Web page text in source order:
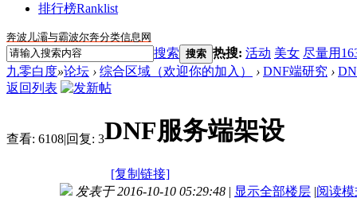
排行榜Ranklist
奔波儿灞与霸波尔奔分类信息网
搜索 搜索 热搜: 活动 美女 尽量用
九零白度»论坛 › 综合区域（欢迎你的加入） › DNF端研究 ›
返回列表
查看: 6108|回复: 3DNF服务端架设
[复制链接]
发表于 2016-10-10 05:29:48 | 显示全部楼层 |阅读